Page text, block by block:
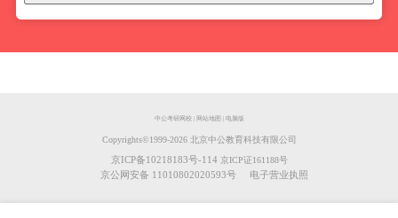
中公考研网校| 网站地图 | 电脑版
Copyrights©️1999-2026北京中公教育科技有限公司
京ICP备10218183号-114 京ICP证161188号
京公网安备 11010802020593号 电子营业执照